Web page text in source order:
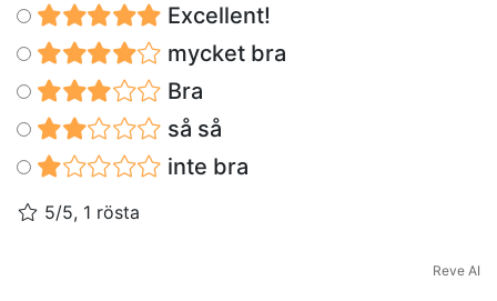
Excellent!
mycket bra
Bra
så så
inte bra
5/5, 1 rösta
Reve AI